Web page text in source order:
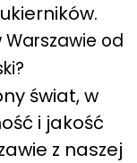
od
świat, w
i jakość
z naszej